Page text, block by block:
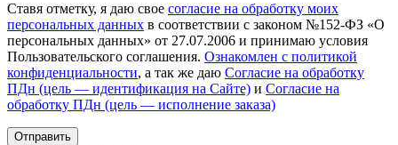
Ставя отметку, я даю свое согласие на обработку моих
персональных данных в соответствии с законом №152-ФЗ «О
персональных данных» от 27.07.2006 и принимаю условия
Пользовательского соглашения. Ознакомлен с политикой
конфиденциальности, а так же даю Согласие на обработку
ПДн (цель — идентификация на Сайте) и Согласие на
обработку ПДн (цель — исполнение заказа)